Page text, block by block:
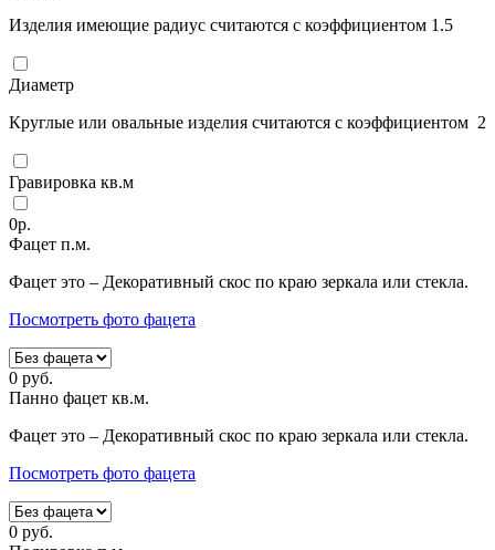
Изделия имеющие радиус считаются с коэффициентом 1.5
Диаметр
Круглые или овальные изделия считаются с коэффициентом 2
Гравировка кв.м
0р.
Фацет п.м.
Фацет это – Декоративный скос по краю зеркала или стекла.
Посмотреть фото фацета
0 руб.
Панно фацет кв.м.
Фацет это – Декоративный скос по краю зеркала или стекла.
Посмотреть фото фацета
0 руб.